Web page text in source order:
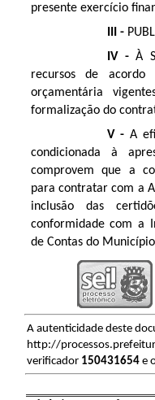
presente exercício
III -
IV -À
recursos de
orçamentária
formalização do
V - A
condicionada à
comprovem que a
para contratar com a
inclusão das
conformidade com a
de Contas do
A autenticidade deste
http://
verificador 150431654e